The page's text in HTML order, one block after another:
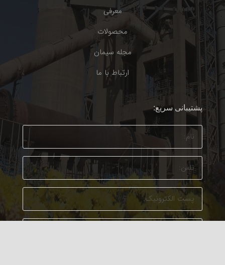
معرفی
محصولات
مجله سیمان
ارتباط با ما
پشتیبانی سریع: